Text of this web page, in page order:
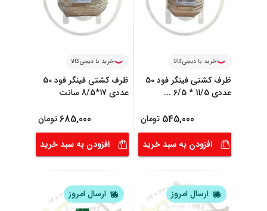
خرید با دیجی‌کالا
ظرف کشتی فینگر فود 50
عددی 11/5 * 6/5
...
545,000 تومان
افزودن به سبد خرید
خرید با دیجی‌کالا
ظرف کشتی فینگر فود 50
عددی 17*8/5 سانت
685,000تومان
افزودن به سبد خرید
ارسال امروز ارسال امروز